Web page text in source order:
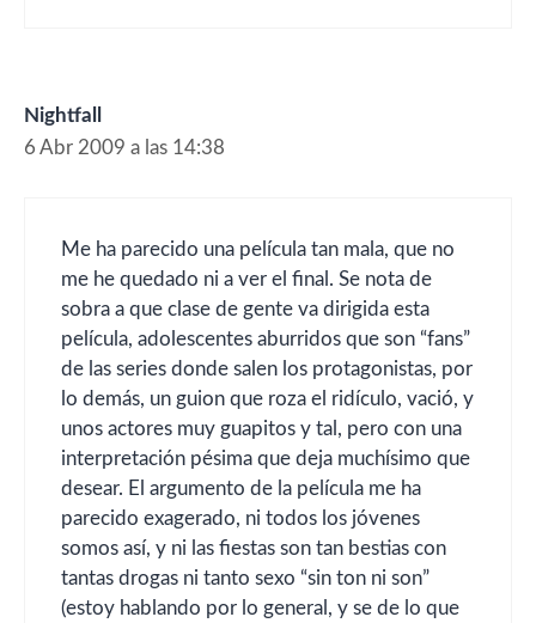
Nightfall
6 Abr 2009 a las 14:38
Me ha parecido una película tan mala, que no
me he quedado ni a ver el final. Se nota de
sobra a que clase de gente va dirigida esta
película, adolescentes aburridos que son “fans”
de las series donde salen los protagonistas, por
lo demás, un guion que roza el ridículo, vació, y
unos actores muy guapitos y tal, pero con una
interpretación pésima que deja muchísimo que
desear. El argumento de la película me ha
parecido exagerado, ni todos los jóvenes
somos así, y ni las fiestas son tan bestias con
tantas drogas ni tanto sexo “sin ton ni son”
(estoy hablando por lo general, y se de lo que